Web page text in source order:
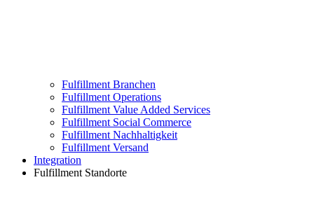
Fulfillment Branchen
Fulfillment Operations
Fulfillment Value Added Services
Fulfillment Social Commerce
Fulfillment Nachhaltigkeit
Fulfillment Versand
Integration
Fulfillment Standorte